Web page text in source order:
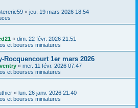
« jeu. 19 mars 2026 18:54
« dim. 22 févr. 2026 21:51
et bourses miniatures
Rocquencourt 1er mars 2026
« mer. 11 févr. 2026 07:47
et bourses miniatures
« lun. 26 janv. 2026 21:40
et bourses miniatures